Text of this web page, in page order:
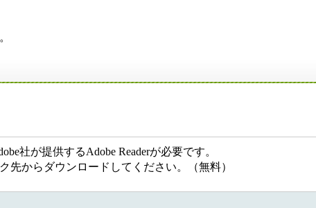
社が提供するAdobe Readerが必要です。
先からダウンロードしてください。（無料）